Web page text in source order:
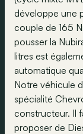
développe une
couple de 165
pousser la
litres est
automatique
Notre véhicule
spécialité
constructeur. Il
proposer de